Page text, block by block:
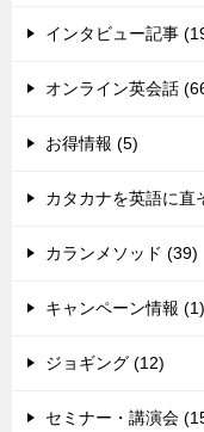
インタビュー記事
オンライン英会話
お得情報 (5)
カタカナを英語に直
カランメソッド (39)
キャンペーン情報 (1)
ジョギング (12)
セミナー・講演会